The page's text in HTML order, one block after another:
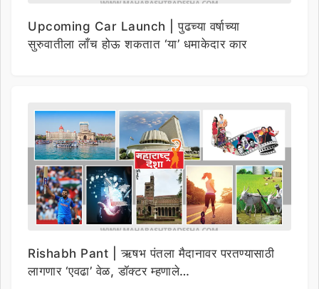
Upcoming Car Launch | पुढच्या वर्षाच्या
सुरुवातीला लाँच होऊ शकतात ‘या’ धमाकेदार कार
Rishabh Pant | ऋषभ पंतला मैदानावर परतण्यासाठी
लागणार ‘एवढा’ वेळ, डॉक्टर म्हणाले…